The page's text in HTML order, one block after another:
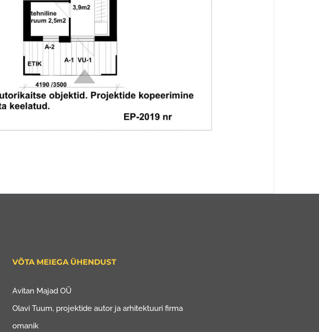
VÕTA MEIEGA ÜHENDUST
Avitan Majad OÜ
Olavi Tuum, projektide autor ja arhitektuuri firma
omanik